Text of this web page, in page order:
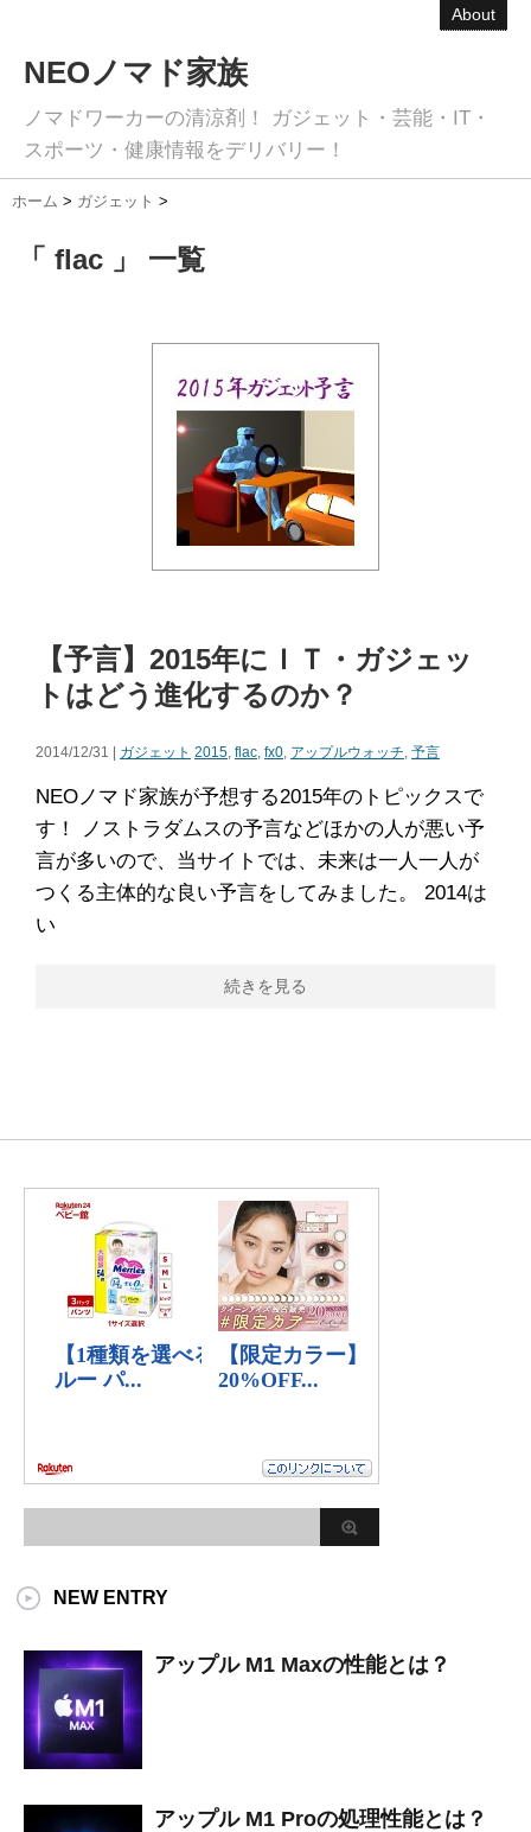
About
NEOノマド家族
ノマドワーカーの清涼剤！ ガジェット・芸能・IT・
スポーツ・健康情報をデリバリー！
ホーム > ガジェット >
「 flac 」 一覧
【予言】2015年にＩＴ・ガジェッ
トはどう進化するのか？
2014/12/31 | ガジェット 2015, flac, fx0, アップルウォッチ, 予言
NEOノマド家族が予想する2015年のトピックスで
す！ ノストラダムスの予言などほかの人が悪い予
言が多いので、当サイトでは、未来は一人一人が
つくる主体的な良い予言をしてみました。 2014は
い
続きを見る
NEW ENTRY
アップル M1 Maxの性能とは？
アップル M1 Proの処理性能とは？